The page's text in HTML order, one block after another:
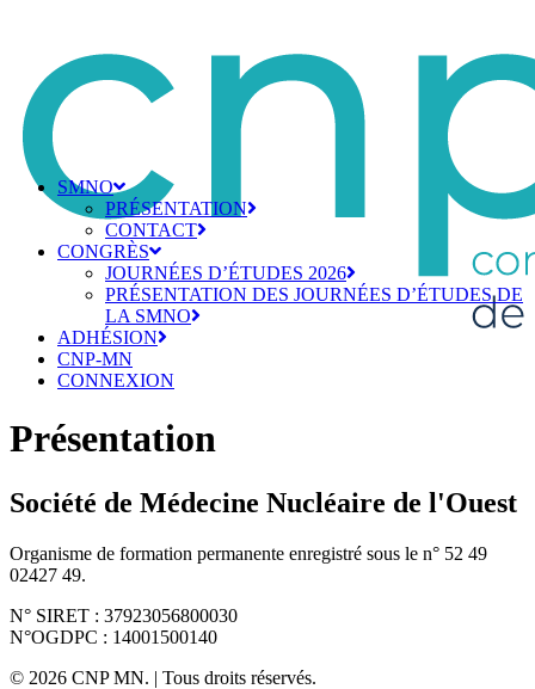
SMNO
PRÉSENTATION
CONTACT
CONGRÈS
JOURNÉES D’ÉTUDES 2026
PRÉSENTATION DES JOURNÉES D’ÉTUDES DE
LA SMNO
ADHÉSION
CNP-MN
CONNEXION
Présentation
Société de Médecine Nucléaire de l'Ouest
Organisme de formation permanente enregistré sous le n° 52 49
02427 49.
N° SIRET : 37923056800030
N°OGDPC : 14001500140
© 2026 CNP MN. | Tous droits réservés.